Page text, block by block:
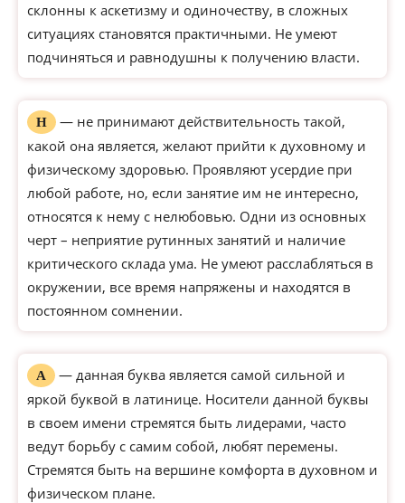
склонны к аскетизму и одиночеству, в сложных
ситуациях становятся практичными. Не умеют
подчиняться и равнодушны к получению власти.
Н
— не принимают действительность такой,
какой она является, желают прийти к духовному и
физическому здоровью. Проявляют усердие при
любой работе, но, если занятие им не интересно,
относятся к нему с нелюбовью. Одни из основных
черт – неприятие рутинных занятий и наличие
критического склада ума. Не умеют расслабляться в
окружении, все время напряжены и находятся в
постоянном сомнении.
А
— данная буква является самой сильной и
яркой буквой в латинице. Носители данной буквы
в своем имени стремятся быть лидерами, часто
ведут борьбу с самим собой, любят перемены.
Стремятся быть на вершине комфорта в духовном и
физическом плане.